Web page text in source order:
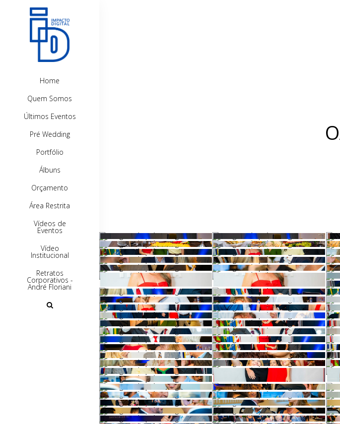
Home
Quem Somos
Últimos Eventos
Pré Wedding
Portfólio
Álbuns
Orçamento
Área Restrita
Vídeos de
Eventos
Vídeo
Institucional
Retratos
Corporativos -
André Floriani